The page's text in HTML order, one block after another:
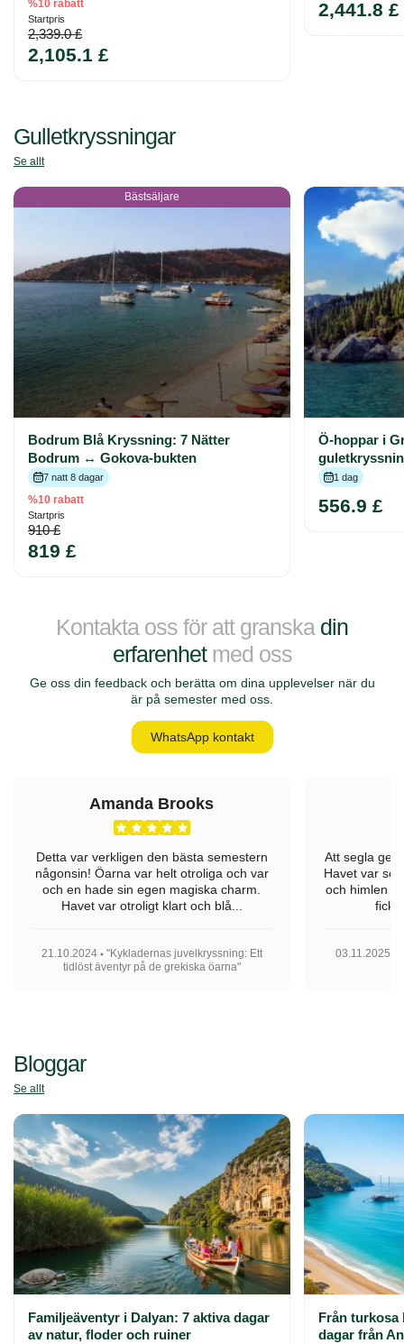
%10 rabatt
Startpris
2,339.0 £
2,105.1 £
2,441.8 £
Gulletkryssningar
Se allt
Bästsäljare
Bodrum Blå Kryssning: 7 Nätter
Bodrum ↔ Gokova-bukten
7 natt 8 dagar
%10 rabatt
Startpris
910 £
819 £
Ö-hoppar i
1 dag
556.9 £
Kontakta oss för att granska din
erfarenhetmed oss
Ge oss din feedback och berätta om dina upplevelser när du
är på semester med oss.
WhatsApp kontakt
Amanda Brooks
Detta var verkligen den bästa semestern
någonsin! Öarna var helt otroliga och var
och en hade sin egen magiska charm.
Havet var otroligt klart och blå...
21.10.2024
"Kykladernas juvelkryssning: Ett
tidlöst äventyr på de grekiska öarna"
Att segla
Havet var
och himlen
fick
03.11.2025
Bloggar
Se allt
Familjeäventyr i Dalyan: 7 aktiva dagar
av natur, floder och ruiner
Från turkosa
dagar från